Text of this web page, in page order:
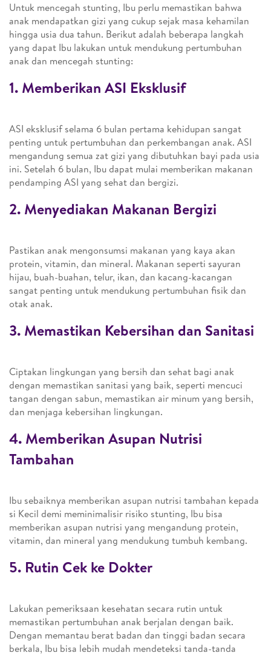
Untuk mencegah stunting, Ibu perlu memastikan bahwa
anak mendapatkan gizi yang cukup sejak masa kehamilan
hingga usia dua tahun. Berikut adalah beberapa langkah
yang dapat Ibu lakukan untuk mendukung pertumbuhan
anak dan mencegah stunting:
1. Memberikan ASI Eksklusif
ASI eksklusif selama 6 bulan pertama kehidupan sangat
penting untuk pertumbuhan dan perkembangan anak. ASI
mengandung semua zat gizi yang dibutuhkan bayi pada usia
ini. Setelah 6 bulan, Ibu dapat mulai memberikan makanan
pendamping ASI yang sehat dan bergizi.
2. Menyediakan Makanan Bergizi
Pastikan anak mengonsumsi makanan yang kaya akan
protein, vitamin, dan mineral. Makanan seperti sayuran
hijau, buah-buahan, telur, ikan, dan kacang-kacangan
sangat penting untuk mendukung pertumbuhan fisik dan
otak anak.
3. Memastikan Kebersihan dan Sanitasi
Ciptakan lingkungan yang bersih dan sehat bagi anak
dengan memastikan sanitasi yang baik, seperti mencuci
tangan dengan sabun, memastikan air minum yang bersih,
dan menjaga kebersihan lingkungan.
4. Memberikan Asupan Nutrisi
Tambahan
Ibu sebaiknya memberikan asupan nutrisi tambahan kepada
si Kecil demi meminimalisir risiko stunting, Ibu bisa
memberikan asupan nutrisi yang mengandung protein,
vitamin, dan mineral yang mendukung tumbuh kembang.
5. Rutin Cek ke Dokter
Lakukan pemeriksaan kesehatan secara rutin untuk
memastikan pertumbuhan anak berjalan dengan baik.
Dengan memantau berat badan dan tinggi badan secara
berkala, Ibu bisa lebih mudah mendeteksi tanda-tanda